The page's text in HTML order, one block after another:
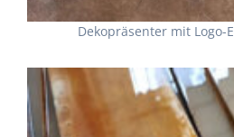
Dekopräsenter mit Logo-